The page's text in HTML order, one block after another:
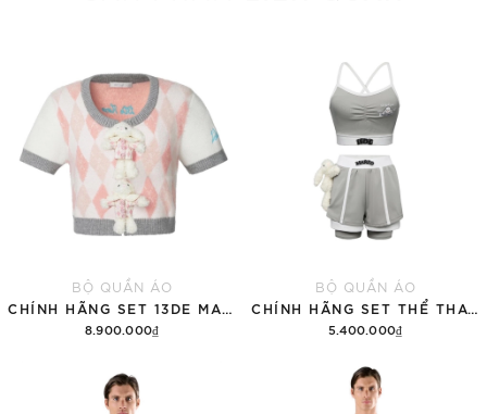
BỘ QUẦN ÁO
8.900.000₫
BỘ QUẦN ÁO
5.400.000₫
Thêm vào giỏ hàng